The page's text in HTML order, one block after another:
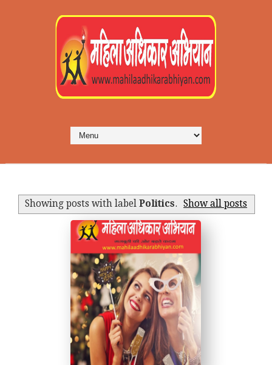
Showing posts with label Politics. Show all posts
by Kulina Kumari